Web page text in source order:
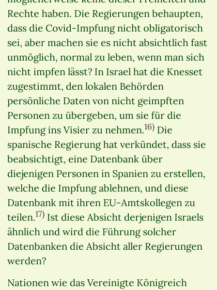
Rechte haben. Die Regierungen behaupten,
dass die Covid-Impfung nicht obligatorisch
sei, aber machen sie es nicht absichtlich fast
unmöglich, normal zu leben, wenn man sich
nicht impfen lässt? In Israel hat die Knesset
zugestimmt, den lokalen Behörden
persönliche Daten von nicht geimpften
Personen zu übergeben, um sie für die
Impfung ins Visier zu nehmen.16) Die
spanische Regierung hat verkündet, dass sie
beabsichtigt, eine Datenbank über
diejenigen Personen in Spanien zu erstellen,
welche die Impfung ablehnen, und diese
Datenbank mit ihren EU-Amtskollegen zu
teilen.17) Ist diese Absicht derjenigen Israels
ähnlich und wird die Führung solcher
Datenbanken die Absicht aller Regierungen
werden?
Nationen wie das Vereinigte Königreich